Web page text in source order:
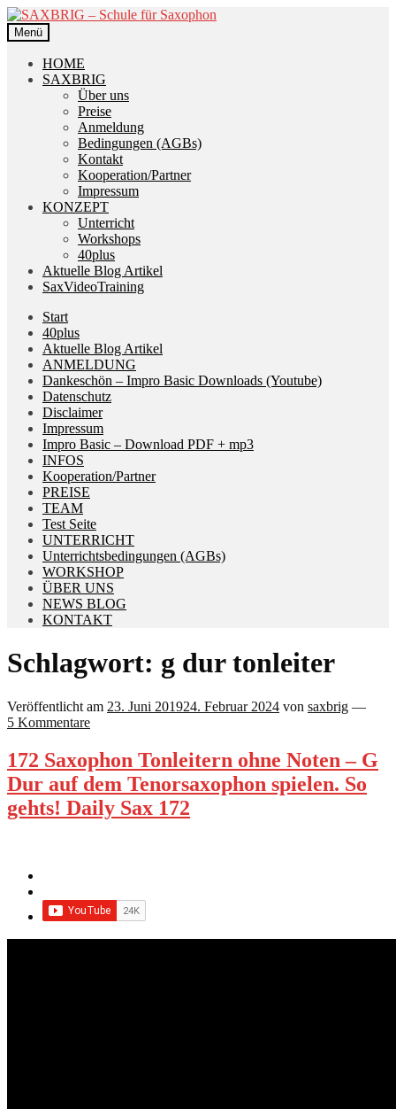
Zur
Navigation
springen
Zum
Inhalt
springen
Menü
HOME
SAXBRIG
Über uns
Preise
Anmeldung
Bedingungen (AGBs)
Kontakt
Kooperation/Partner
Impressum
KONZEPT
Unterricht
Workshops
40plus
Aktuelle Blog Artikel
SaxVideoTraining
Start
40plus
Aktuelle Blog Artikel
ANMELDUNG
Dankeschön – Impro Basic Downloads (Youtube)
Datenschutz
Disclaimer
Impressum
Impro Basic – Download PDF + mp3
INFOS
Kooperation/Partner
PREISE
TEAM
Test Seite
UNTERRICHT
Unterrichtsbedingungen (AGBs)
WORKSHOP
ÜBER UNS
NEWS BLOG
KONTAKT
Schlagwort: g dur tonleiter
Veröffentlicht am 23. Juni 201924. Februar 2024 von saxbrig —
5 Kommentare
172 Saxophon Tonleitern ohne Noten – G
Dur auf dem Tenorsaxophon spielen. So
gehts! Daily Sax 172